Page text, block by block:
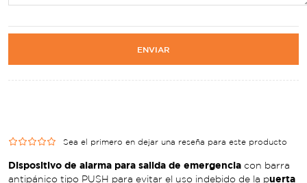
Sea el primero en dejar una reseña para este producto
Dispositivo de alarma para salida de emergencia con barra
antipánico tipo PUSH para evitar el uso indebido de la puerta
ENVIAR